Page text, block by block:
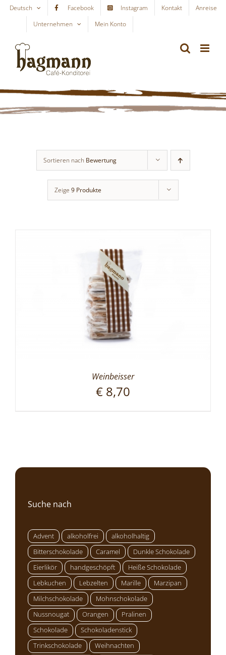
Skip
content
Deutsch Facebook Instagram Kontakt
Anreise
Unternehmen
Mein Konto
Sortieren nach Bewertung
Zeige 9 Produkte
Weinbeisser
€ 8,70
Suche nach
Advent alkoholfrei
alkoholhaltig
Bitterschokolade
Caramel
Dunkle Schokolade
Eierlikör
handgeschöpft
Heiße Schokolade
Lebkuchen
Lebzelten Marille
Marzipan
Milchschokolade
Mohnschokolade
Nussnougat
Orangen
Pralinen
Schokolade
Schokoladenstick
Trinkschokolade
Weihnachten